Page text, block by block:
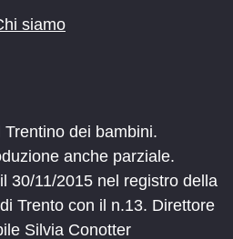
siamo
dei bambini.
anche parziale.
30/11/2015 nel registro della
Trento con il n.13. Direttore
Silvia Conotter